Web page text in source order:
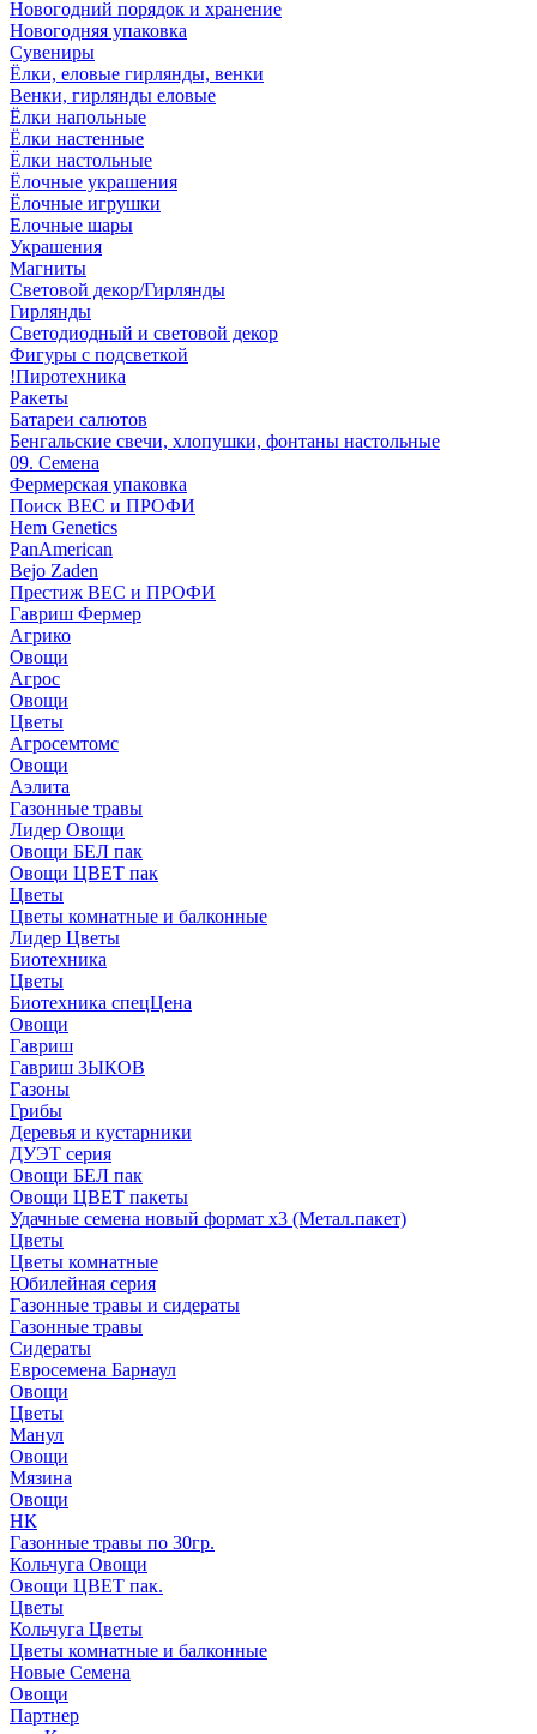
Новогодний порядок и хранение
Новогодняя упаковка
Сувениры
Ёлки, еловые гирлянды, венки
Венки, гирлянды еловые
Ёлки напольные
Ёлки настенные
Ёлки настольные
Ёлочные украшения
Ёлочные игрушки
Елочные шары
Украшения
Магниты
Световой декор/Гирлянды
Гирлянды
Светодиодный и световой декор
Фигуры с подсветкой
!Пиротехника
Ракеты
Батареи салютов
Бенгальские свечи, хлопушки, фонтаны настольные
09. Семена
Фермерская упаковка
Поиск ВЕС и ПРОФИ
Hem Genetics
PanAmerican
Bejo Zaden
Престиж ВЕС и ПРОФИ
Гавриш Фермер
Агрико
Овощи
Агрос
Овощи
Цветы
Агросемтомс
Овощи
Аэлита
Газонные травы
Лидер Овощи
Овощи БЕЛ пак
Овощи ЦВЕТ пак
Цветы
Цветы комнатные и балконные
Лидер Цветы
Биотехника
Цветы
Биотехника спецЦена
Овощи
Гавриш
Гавриш ЗЫКОВ
Газоны
Грибы
Деревья и кустарники
ДУЭТ серия
Овощи БЕЛ пак
Овощи ЦВЕТ пакеты
Удачные семена новый формат х3 (Метал.пакет)
Цветы
Цветы комнатные
Юбилейная серия
Газонные травы и сидераты
Газонные травы
Сидераты
Евросемена Барнаул
Овощи
Цветы
Манул
Овощи
Мязина
Овощи
НК
Газонные травы по 30гр.
Кольчуга Овощи
Овощи ЦВЕТ пак.
Цветы
Кольчуга Цветы
Цветы комнатные и балконные
Новые Семена
Овощи
Партнер